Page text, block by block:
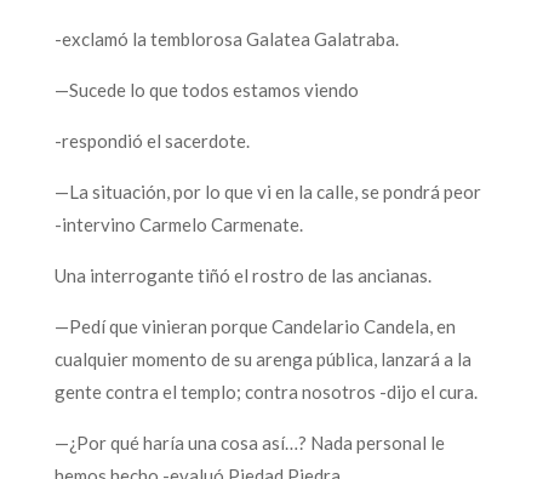
-exclamó la temblorosa Galatea Galatraba.
—Sucede lo que todos estamos viendo
-respondió el sacerdote.
—La situación, por lo que vi en la calle, se pondrá peor
-intervino Carmelo Carmenate.
Una interrogante tiñó el rostro de las ancianas.
—Pedí que vinieran porque Candelario Candela, en
cualquier momento de su arenga pública, lanzará a la
gente contra el templo; contra nosotros -dijo el cura.
—¿Por qué haría una cosa así…? Nada personal le